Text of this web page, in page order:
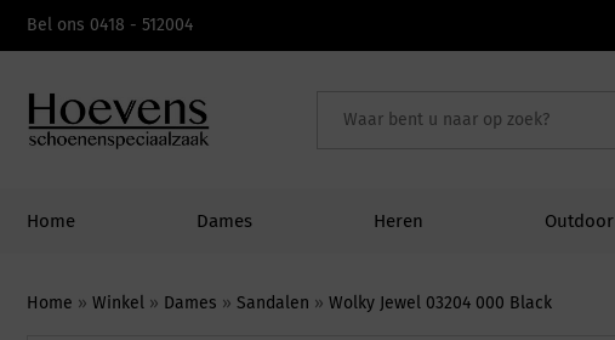
Bel ons 0418 - 512004
Home Dames Heren Outdoor
Home » Winkel » Dames » Sandalen » Wolky Jewel 03204 000 Black